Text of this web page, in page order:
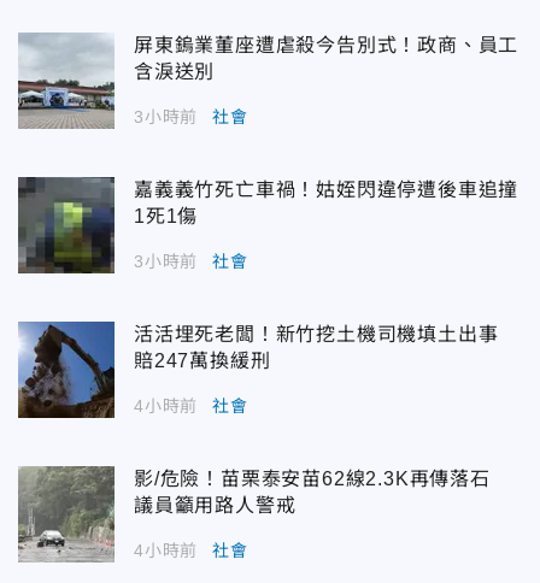
屏東鎢業董座遭虐殺今告別式！政商、員工
含淚送別
3小時前 社會
嘉義義竹死亡車禍！姑姪閃違停遭後車追撞
1死1傷
3小時前 社會
活活埋死老闆！新竹挖土機司機填土出事
賠247萬換緩刑
4小時前 社會
影/危險！苗栗泰安苗62線2.3K再傳落石
議員籲用路人警戒
4小時前 社會